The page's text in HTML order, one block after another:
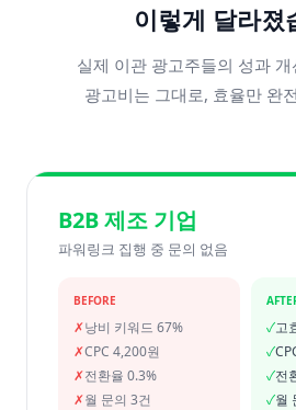
이렇게 달라졌
실제 이관 광고주들의 성과
광고비는 그대로, 효율만 완
B2B 제조 기업
파워링크 집행 중 문의 없음
BEFORE
✗낭비 키워드 67%
✗CPC 4,200원
✗전환율 0.3%
✗월 문의 3건
✓고
✓
✓전
✓월